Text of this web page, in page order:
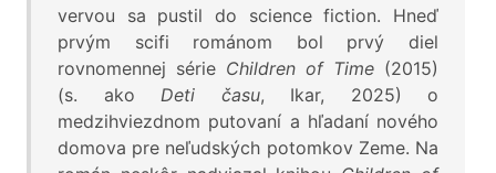
vervou sa pustil do science fiction. Hneď
prvým scifi románom bol prvý diel
rovnomennej série Children of Time (2015)
(s. ako Deti času, Ikar, 2025) o
medzihviezdnom putovaní a hľadaní nového
domova pre neľudských potomkov Zeme. Na